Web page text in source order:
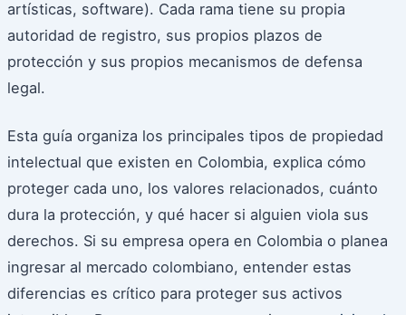
artísticas, software). Cada rama tiene su propia
autoridad de registro, sus propios plazos de
protección y sus propios mecanismos de defensa
legal.
Esta guía organiza los principales tipos de propiedad
intelectual que existen en Colombia, explica cómo
proteger cada uno, los valores relacionados, cuánto
dura la protección, y qué hacer si alguien viola sus
derechos. Si su empresa opera en Colombia o planea
ingresar al mercado colombiano, entender estas
diferencias es crítico para proteger sus activos